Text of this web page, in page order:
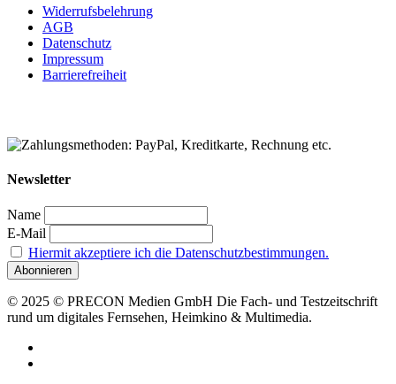
Widerrufsbelehrung
AGB
Datenschutz
Impressum
Barrierefreiheit
Newsletter
Name
E-Mail
Hiermit akzeptiere ich die Datenschutzbestimmungen.
© 2025 © PRECON Medien GmbH Die Fach- und Testzeitschrift
rund um digitales Fernsehen, Heimkino & Multimedia.